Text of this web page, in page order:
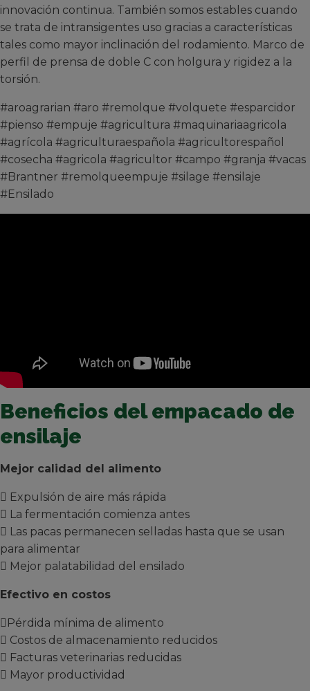
innovación continua. También somos estables cuando
se trata de intransigentes uso gracias a características
tales como mayor inclinación del rodamiento. Marco de
perfil de prensa de doble C con holgura y rigidez a la
torsión.
#aroagrarian #aro #remolque #volquete #esparcidor
#pienso #empuje #agricultura #maquinariaagricola
#agrícola #agriculturaespañola #agricultorespañol
#cosecha #agricola #agricultor #campo #granja #vacas
#Brantner #remolqueempuje #silage #ensilaje
#Ensilado
Beneficios del empacado de
ensilaje
Mejor calidad del alimento
 Expulsión de aire más rápida
 La fermentación comienza antes
 Las pacas permanecen selladas hasta que se usan
para alimentar
 Mejor palatabilidad del ensilado
Efectivo en costos
Pérdida mínima de alimento
 Costos de almacenamiento reducidos
 Facturas veterinarias reducidas
 Mayor productividad